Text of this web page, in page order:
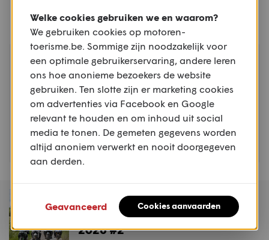
TREFFEN
Mirakeltreffen - Waregem
WAREGEM, WEST-VLAANDEREN
MAGAZINE
Motoren & Toerisme
2026 #2
Welke cookies gebruiken we en waarom?
We gebruiken cookies op motoren-
toerisme.be. Sommige zijn noodzakelijk voor
een optimale gebruikerservaring, andere leren
ons hoe anonieme bezoekers de website
gebruiken. Ten slotte zijn er marketing cookies
om advertenties via Facebook en Google
relevant te houden en om inhoud uit social
media te tonen. De gemeten gegevens worden
altijd anoniem verwerkt en nooit doorgegeven
aan derden.
Geavanceerd Cookies aanvaarden